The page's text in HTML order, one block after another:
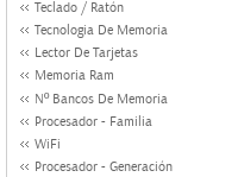
Teclado / Ratón
Tecnologia De Memoria
Lector De Tarjetas
Memoria Ram
Nº Bancos De Memoria
Procesador - Familia
WiFi
Procesador - Generación